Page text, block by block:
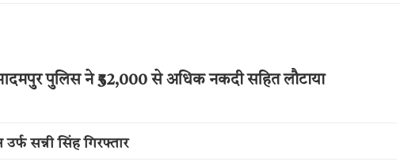
पुलिस ने ₹52,000 से अधिक नकदी सहित लौटाया
सन्नी सिंह गिरफ्तार